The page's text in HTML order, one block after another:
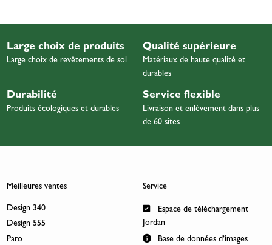
Large choix de produits
Large choix de revêtements de sol
Qualité supérieure
Matériaux de haute qualité et
durables
Durabilité
Produits écologiques et durables
Service flexible
Livraison et enlèvement dans plus
de 60 sites
Meilleures ventes
Design 340
Design 555
Paro
Service
Espace de téléchargement
Jordan
Base de données d’images